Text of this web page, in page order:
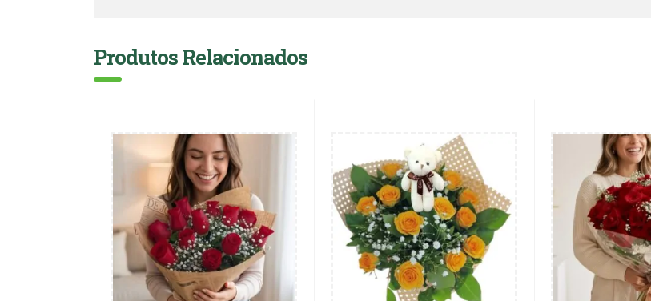
Produtos Relacionados